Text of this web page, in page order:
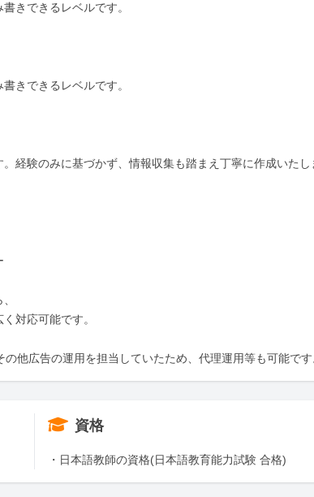
きできるレベルです。
きできるレベルです。
経験のみに基づかず、情報収集も踏まえ丁寧に作成いたし
対応可能です。
他広告の運用を担当していたため、代理運用等も可能で
資格
・日本語教師の資格(日本語教育能力試験 合格)